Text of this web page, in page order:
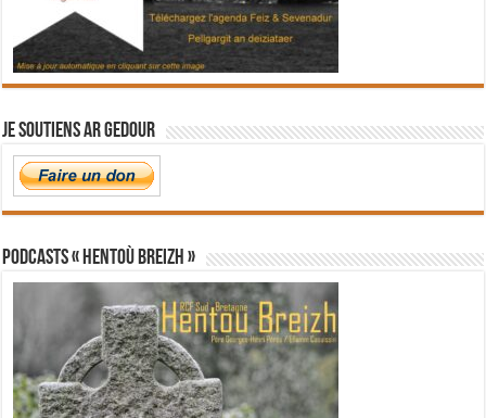
Je soutiens Ar Gedour
PODCASTS « Hentoù Breizh »